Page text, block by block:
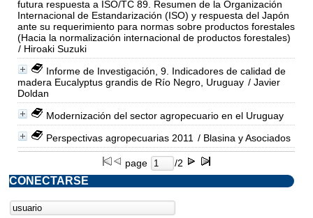
futura respuesta a ISO/TC 89. Resumen de la Organización
Internacional de Estandarización (ISO) y respuesta del Japón
ante su requerimiento para normas sobre productos forestales
(Hacia la normalización internacional de productos forestales)
/ Hiroaki Suzuki
Informe de Investigación, 9. Indicadores de calidad de
madera Eucalyptus grandis de Río Negro, Uruguay / Javier
Doldan
Modernización del sector agropecuario en el Uruguay
Perspectivas agropecuarias 2011 / Blasina y Asociados
page /2
CONECTARSE